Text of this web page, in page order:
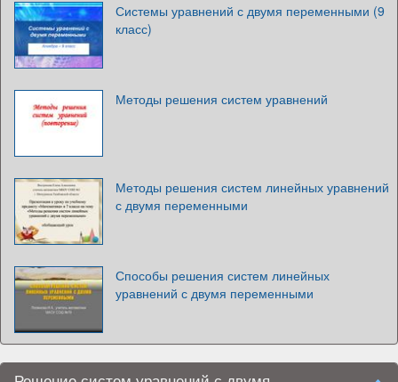
Системы уравнений с двумя переменными (9
класс)
Методы решения систем уравнений
Методы решения систем линейных уравнений
с двумя переменными
Способы решения систем линейных
уравнений с двумя переменными